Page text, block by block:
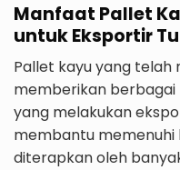
Manfaat Pallet
untuk Eksportir
Pallet kayu yang
memberikan
yang melakukan
membantu memenuhi
diterapkan oleh